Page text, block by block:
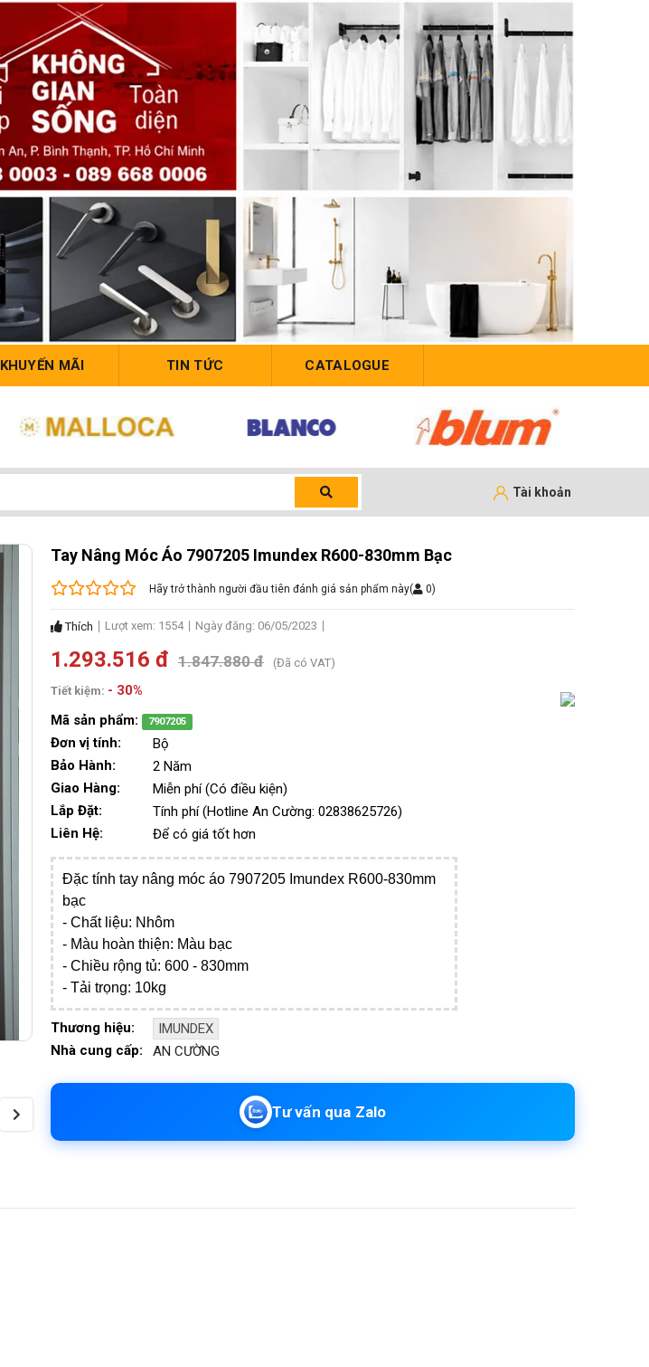
KHUYẾN MÃI TIN TỨC CATALOGUE
Tài khoản
Tay Nâng Móc Áo 7907205 Imundex R600-830mm Bạc
Hãy trở thành người đầu tiên đánh giá sản phẩm này( 0)
Thích Lượt xem: 1554 Ngày đăng: 06/05/2023
1.293.516 đ 1.847.880 đ (Đã có VAT)
Tiết kiệm: - 30%
Mã sản phẩm:
7907205
Đơn vị tính:
Bộ
Bảo Hành:
2 Năm
Giao Hàng:
Miễn phí (Có điều kiện)
Lắp Đặt:
Tính phí (Hotline An Cường: 02838625726)
Liên Hệ:
Để có giá tốt hơn
Đặc tính tay nâng móc áo 7907205 Imundex R600-830mm
bạc
- Chất liệu: Nhôm
- Màu hoàn thiện: Màu bạc
- Chiều rộng tủ: 600 - 830mm
- Tải trọng: 10kg
Thương hiệu:
IMUNDEX
Nhà cung cấp:
AN CƯỜNG
Tư vấn qua Zalo